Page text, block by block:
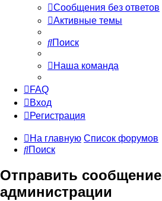
Сообщения без ответов
Активные темы
Поиск
Наша команда
FAQ
Вход
Регистрация
На главную Список форумов
Поиск
Отправить сообщение
администрации